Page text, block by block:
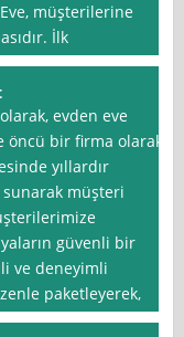
müşterilerine
İlk
evden eve
bir firma olarak
yıllardır
müşteri
güvenli bir
ve deneyimli
paketleyerek,